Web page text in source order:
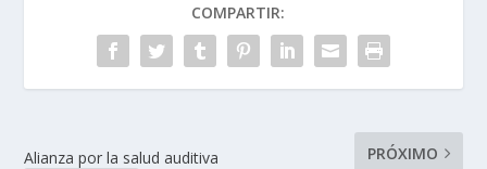
COMPARTIR:
Alianza por la salud auditiva
PRÓXIMO